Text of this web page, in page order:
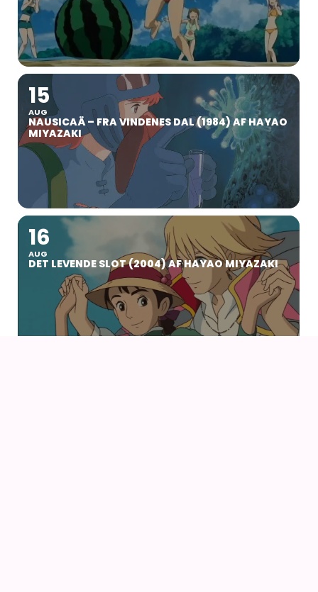
15
AUG
NAUSICAÄ – FRA VINDENES DAL (1984) AF HAYAO
MIYAZAKI
16
AUG
DET LEVENDE SLOT (2004) AF HAYAO MIYAZAKI